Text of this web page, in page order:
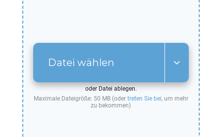
Datei wählen
oder Datei ablegen.
Maximale Dateigröße: 50 MB (oder treten Sie bei, um mehr
zu bekommen)